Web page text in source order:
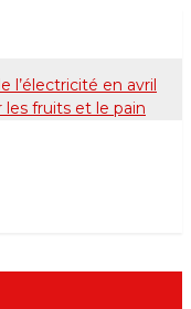
l’électricité en avril
les fruits et le pain